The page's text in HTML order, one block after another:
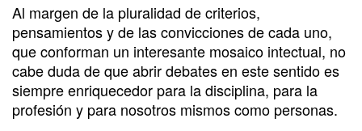
Al margen de la pluralidad de criterios,
pensamientos y de las convicciones de cada uno,
que conforman un interesante mosaico intectual, no
cabe duda de que abrir debates en este sentido es
siempre enriquecedor para la disciplina, para la
profesión y para nosotros mismos como personas.